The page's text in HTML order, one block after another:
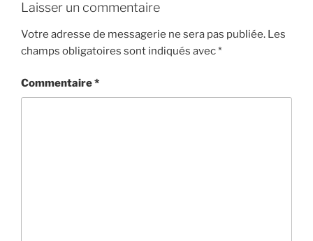
Laisser un commentaire
Votre adresse de messagerie ne sera pas publiée. Les
champs obligatoires sont indiqués avec*
Commentaire*